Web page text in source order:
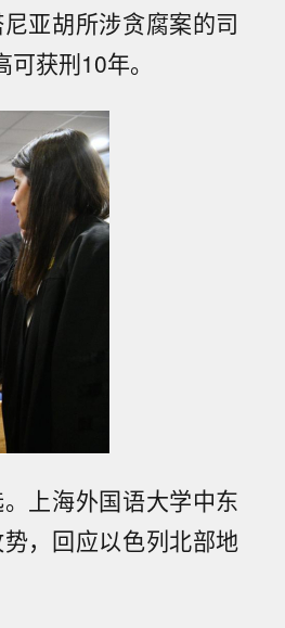
亚胡所涉贪腐案的司
可获刑10年。
。上海外国语大学中东
，回应以色列北部地